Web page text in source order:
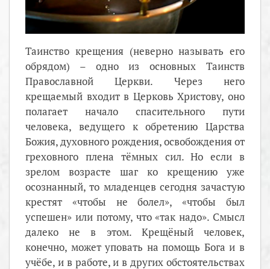
Таинство крещения (неверно называть его
обрядом) – одно из основных Таинств
Православной Церкви. Через него
крещаемый входит в Церковь Христову, оно
полагает начало спасительного пути
человека, ведущего к обретению Царства
Божия, духовного рождения, освобождения от
греховного плена тёмных сил. Но если в
зрелом возрасте шаг ко крещению уже
осознанный, то младенцев сегодня зачастую
крестят «чтобы не болел», «чтобы был
успешен» или потому, что «так надо». Смысл
далеко не в этом. Крещёный человек,
конечно, может уповать на помощь Бога и в
учёбе, и в работе, и в других обстоятельствах